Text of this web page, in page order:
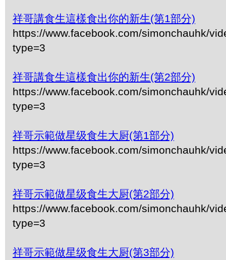
祥哥講食生這樣食出你的新生(第1部分)
https://www.facebook.com/simonchauhk/
type=3
祥哥講食生這樣食出你的新生(第2部分)
https://www.facebook.com/simonchauhk/
type=3
祥哥示範做星级食生大厨(第1部分)
https://www.facebook.com/simonchauhk/
type=3
祥哥示範做星级食生大厨(第2部分)
https://www.facebook.com/simonchauhk/
type=3
祥哥示範做星级食生大厨(第3部分)